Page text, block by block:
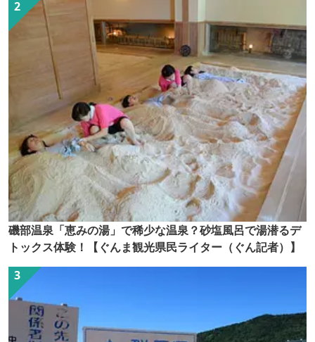
磯部温泉「恵みの湯」で稀少な温泉？砂塩風呂で湯潜るデ
トックス体験！【ぐんま観光県民ライター（ぐん記者）】